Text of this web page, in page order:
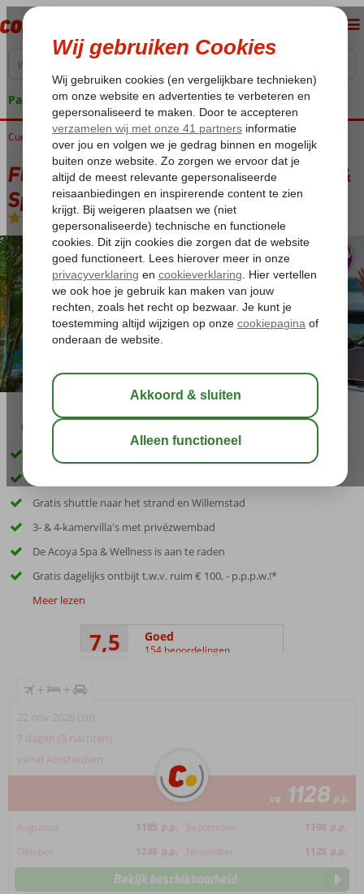
Pakketgarantie
Home
Curaçao Willemstad Fly & Go Acoya Curacao Resort, Villas & Spa
Fly & Go Acoya Curacao Resort, Villas &
Spa
Logies-Hotel
09:00 bewaar
Inclusief huurauto
Gratis shuttle naar het strand en Willemstad
3- & 4-kamervilla's met privézwembad
De Acoya Spa & Wellness is aan te raden
Gratis dagelijks ontbijt t.w.v. ruim € 100, - p.p.p.w.!*
Meer lezen
7,5 Goed
154 beoordelingen
+ +
22 nov 2026 (zo)
7 dagen (5 nachten)
vanaf Amsterdam
va 1128 p.p.
Augustus 1185 p.p. September 1198 p.p.
Oktober
1248 p.p. November 1128 p.p.
Bekijk beschikbaarheid